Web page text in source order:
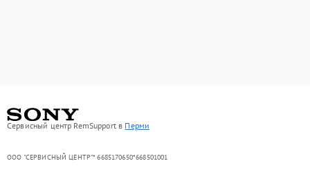
Сервисный центр RemSupport в Перми
ООО "СЕРВИСНЫЙ ЦЕНТР"* 6685170650*668501001